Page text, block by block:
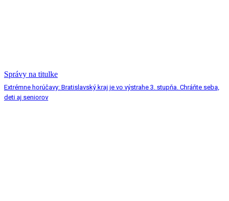
Správy na titulke
Extrémne horúčavy: Bratislavský kraj je vo výstrahe 3. stupňa. Chráňte seba,
deti aj seniorov